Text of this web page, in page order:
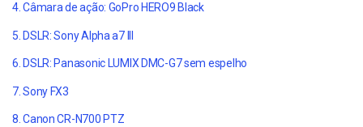
4. Câmara de ação: GoPro HERO9 Black
5. DSLR: Sony Alpha a7 III
6. DSLR: Panasonic LUMIX DMC-G7 sem espelho
7. Sony FX3
8. Canon CR-N700 PTZ